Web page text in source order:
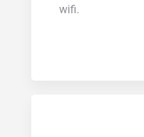
wifi.